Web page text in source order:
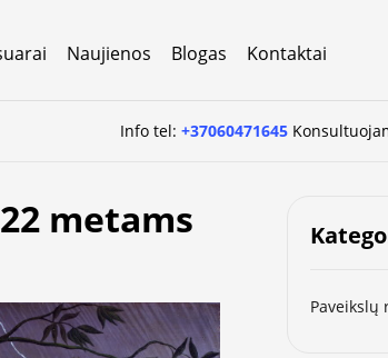
Naujienos Blogas Kontaktai
Info tel:+37060471645
metams
Paveikslų